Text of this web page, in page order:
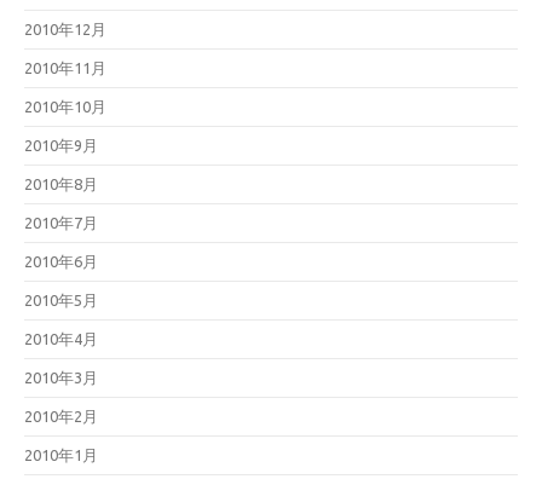
2010年12月
2010年11月
2010年10月
2010年9月
2010年8月
2010年7月
2010年6月
2010年5月
2010年4月
2010年3月
2010年2月
2010年1月